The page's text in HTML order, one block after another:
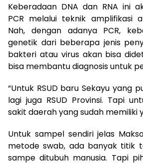
Keberadaan DNA dan RNA ini
PCR melalui teknik amplifikasi
Nah, dengan adanya PCR,
genetik dari beberapa jenis
bakteri atau virus akan bisa
bisa membantu diagnosis untuk
“Untuk RSUD baru Sekayu yang
lagi juga RSUD Provinsi. Tapi
sakit daerah yang sudah memiliki
Untuk sampel sendiri jelas
metode swab, ada banyak titik
sampe ditubuh manusia. Tapi